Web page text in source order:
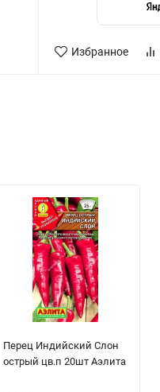
Избранное
Перец Индийский Слон
острый цв.п 20шт Аэлита